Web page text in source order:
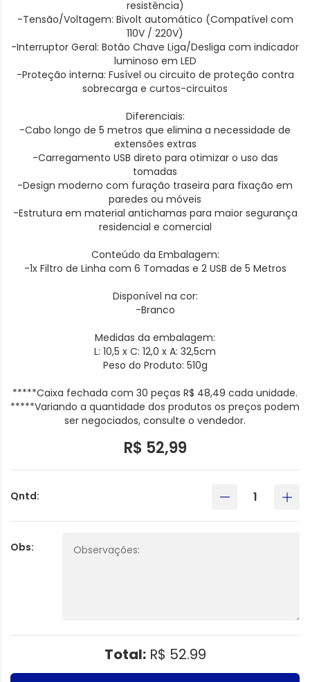
resistência)
-Tensão/Voltagem: Bivolt automático (Compatível com
110V / 220V)
-Interruptor Geral: Botão Chave Liga/Desliga com indicador
luminoso em LED
-Proteção interna: Fusível ou circuito de proteção contra
sobrecarga e curtos-circuitos
Diferenciais:
-Cabo longo de 5 metros que elimina a necessidade de
extensões extras
-Carregamento USB direto para otimizar o uso das
tomadas
-Design moderno com furação traseira para fixação em
paredes ou móveis
-Estrutura em material antichamas para maior segurança
residencial e comercial
Conteúdo da Embalagem:
-1x Filtro de Linha com 6 Tomadas e 2 USB de 5 Metros
Disponível na cor:
-Branco
Medidas da embalagem:
L: 10,5 x C: 12,0 x A: 32,5cm
Peso do Produto: 510g
*****Caixa fechada com 30 peças R$ 48,49 cada unidade.
*****Variando a quantidade dos produtos os preços podem
ser negociados, consulte o vendedor.
R$ 52,99
Qntd:
Obs:
Total:R$ 52.99